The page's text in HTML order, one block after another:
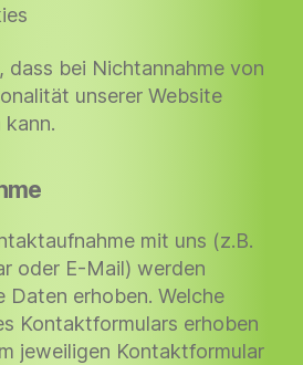
dass bei Nichtannahme von
unserer Website
kann.
mit uns (z.B.
oder E-Mail) werden
Daten erhoben. Welche
Kontaktformulars erhoben
jeweiligen Kontaktformular